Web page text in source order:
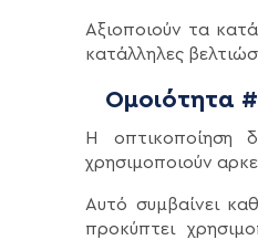
Αξιοποιούν τα
κατάλληλες
Ομοιότητα
Η οπτικοποίηση
χρησιμοποιούν
Αυτό συμβαίνει
προκύπτει